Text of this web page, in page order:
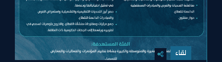
لقاء